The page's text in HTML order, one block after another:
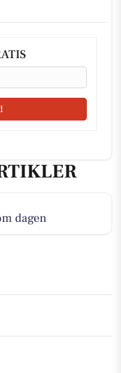
dagen